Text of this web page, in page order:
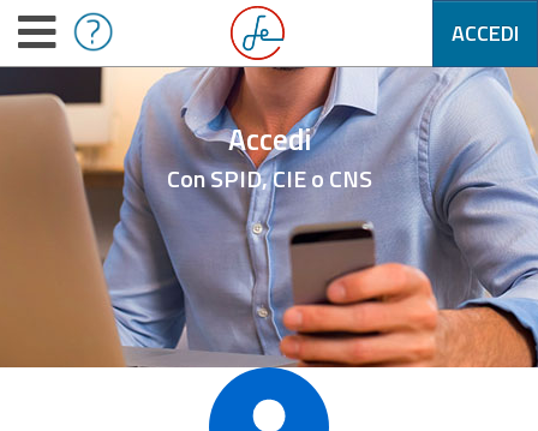
ACCEDI
Accedi
Con SPID, CIE o CNS